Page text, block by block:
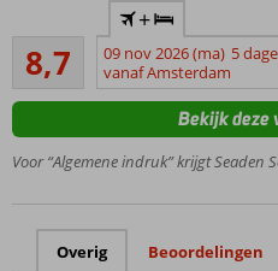
direct
aan het
strand
5 zwembaden en 2
Spa
Center
3 À-la-
8,7Aanrader
49
beoordelingen
+
09 nov 2026 (ma) 5
vanaf Amsterdam
Voor “Algemene indruk” krijgt Seaden
Bekijk deze
Overig Beoordelingen